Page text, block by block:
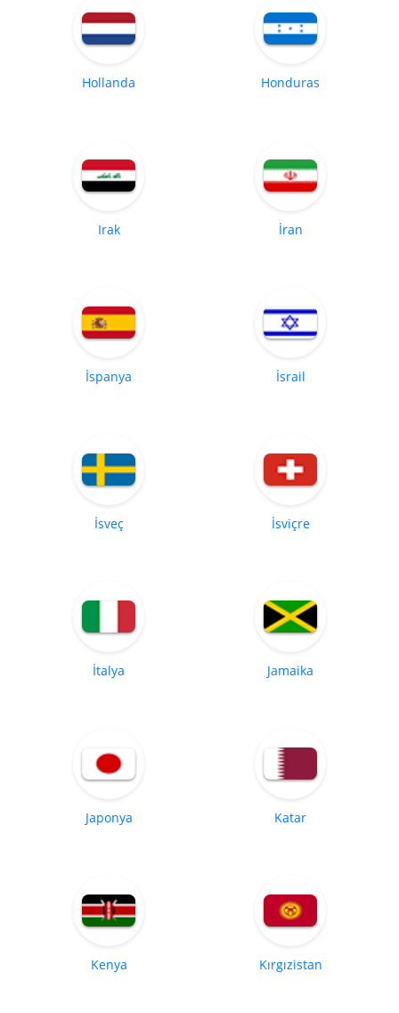
Hollanda Honduras
Irak İran
İspanya İsrail
İsveç İsviçre
İtalya Jamaika
Japonya Katar
Kenya Kırgızistan